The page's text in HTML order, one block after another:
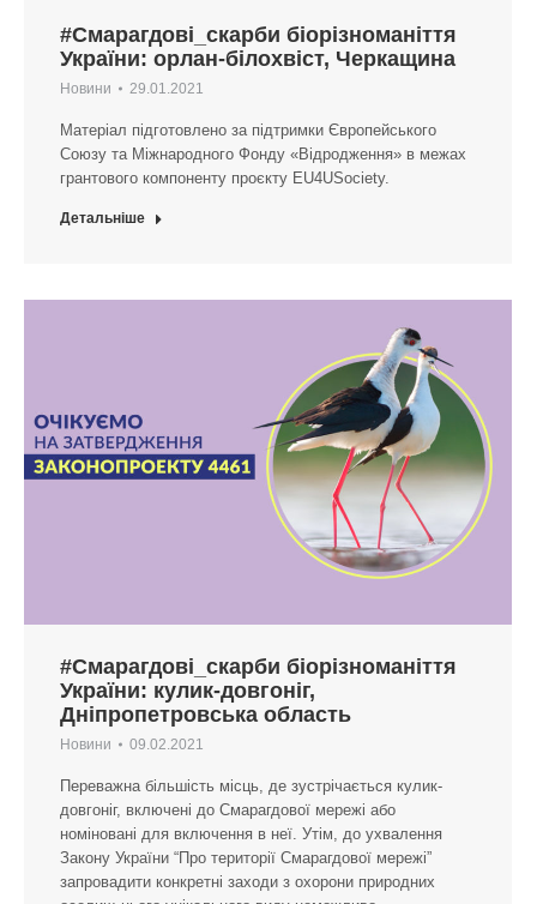
#Смарагдові_скарби біорізноманіття
України: орлан-білохвіст, Черкащина
Новини 29.01.2021
Матеріал підготовлено за підтримки Європейського
Союзу та Міжнародного Фонду «Відродження» в межах
грантового компоненту проєкту EU4USociety.
Детальніше
#Смарагдові_скарби біорізноманіття
України: кулик-довгоніг,
Дніпропетровська область
Новини 09.02.2021
Переважна більшість місць, де зустрічається кулик-
довгоніг, включені до Смарагдової мережі або
номіновані для включення в неї. Утім, до ухвалення
Закону України “Про території Смарагдової мережі”
запровадити конкретні заходи з охорони природних